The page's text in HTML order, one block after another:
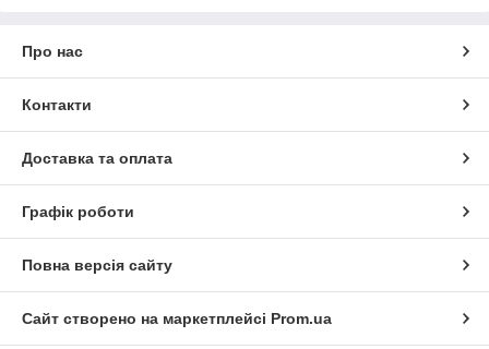
Про нас
Контакти
Доставка та оплата
Графік роботи
Повна версія сайту
Сайт створено на маркетплейсі Prom.ua